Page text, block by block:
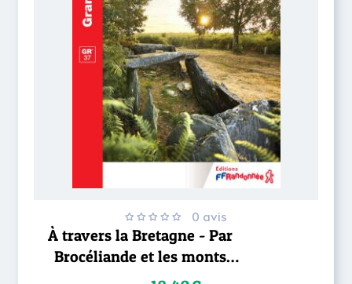
0 avis
À travers la Bretagne - Par
Brocéliande et les monts
d’Arrée – GR®37